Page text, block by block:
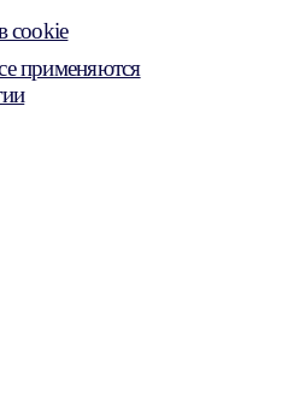
cookie
применяются